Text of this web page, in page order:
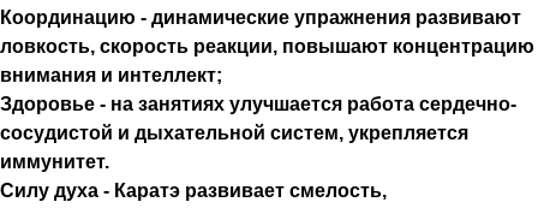
Координацию - динамические упражнения развивают
ловкость, скорость реакции, повышают концентрацию
внимания и интеллект;
Здоровье - на занятиях улучшается работа сердечно-
сосудистой и дыхательной систем, укрепляется
иммунитет.
Силу духа - Каратэ развивает смелость,